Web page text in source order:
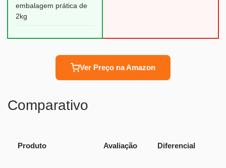
embalagem prática de
2kg
Ver Preço na Amazon
Comparativo
Produto Avaliação Diferencial